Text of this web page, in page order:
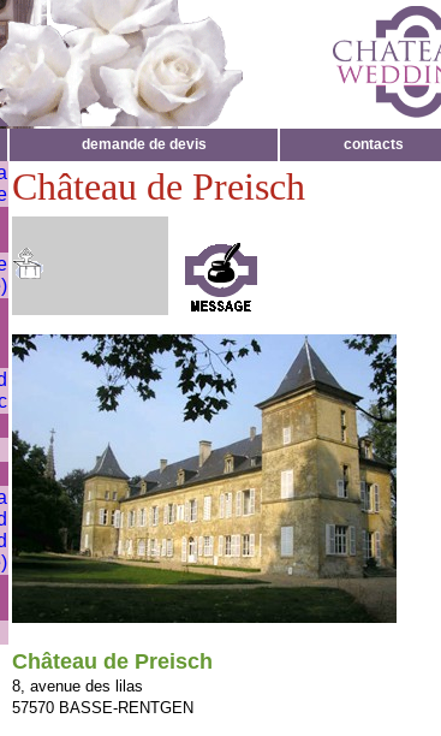
demande de devis
contacts
Château de Preisch
Château de Preisch
8, avenue des lilas
57570 BASSE-RENTGEN